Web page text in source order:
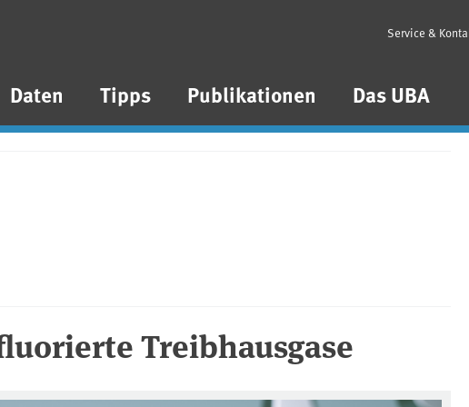
Daten Tipps Publikationen Das UBA
Service &
Treibhausgase